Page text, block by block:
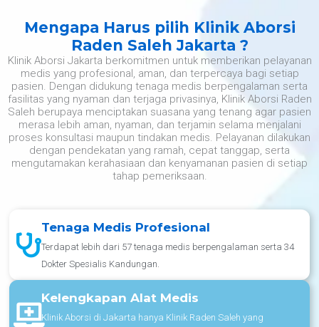
Mengapa Harus pilih Klinik Aborsi
Raden Saleh Jakarta ?
Klinik Aborsi Jakarta berkomitmen untuk memberikan pelayanan
medis yang profesional, aman, dan terpercaya bagi setiap
pasien. Dengan didukung tenaga medis berpengalaman serta
fasilitas yang nyaman dan terjaga privasinya, Klinik Aborsi Raden
Saleh berupaya menciptakan suasana yang tenang agar pasien
merasa lebih aman, nyaman, dan terjamin selama menjalani
proses konsultasi maupun tindakan medis. Pelayanan dilakukan
dengan pendekatan yang ramah, cepat tanggap, serta
mengutamakan kerahasiaan dan kenyamanan pasien di setiap
tahap pemeriksaan.
Tenaga Medis Profesional
Terdapat lebih dari 57 tenaga medis berpengalaman serta 34
Dokter Spesialis Kandungan.
Kelengkapan Alat Medis
Klinik Aborsi di Jakarta hanya Klinik Raden Saleh yang